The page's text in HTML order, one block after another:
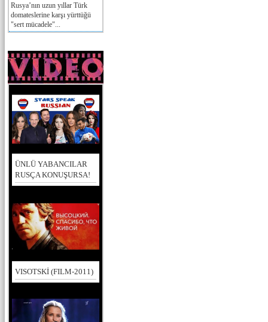
Rusya’nın uzun yıllar Türk
domateslerine karşı yürttüğü
"sert mücadele"...
ÜNLÜ YABANCILAR
RUSÇA KONUŞURSA!
VISOTSKİ (FILM-2011)